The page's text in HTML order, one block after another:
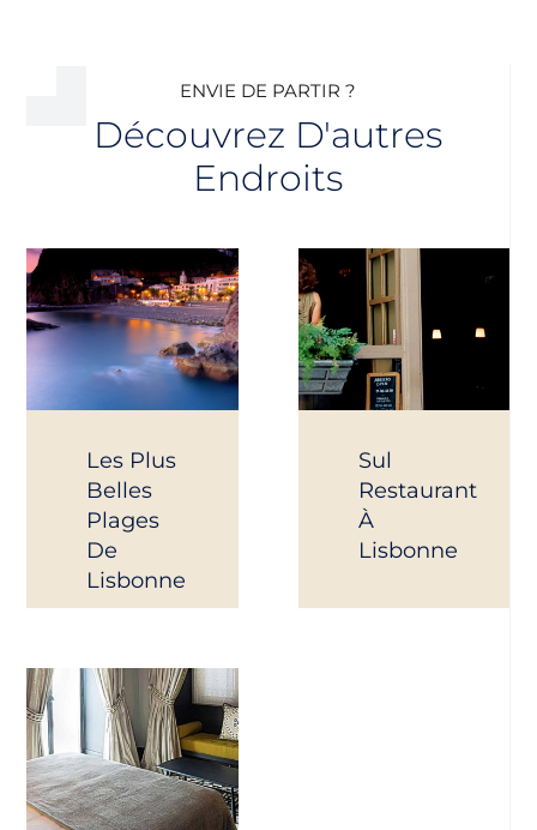
ENVIE DE PARTIR ?
Découvrez D'autres
Endroits
Les Plus
Belles
Plages
De
Lisbonne
Sul
Restaurant
À
Lisbonne